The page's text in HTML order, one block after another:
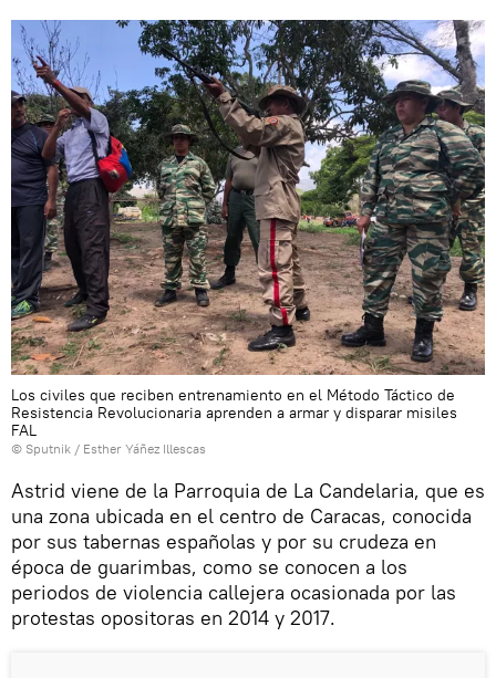
Los civiles que reciben entrenamiento en el Método Táctico de
Resistencia Revolucionaria aprenden a armar y disparar misiles
FAL
© Sputnik / Esther Yáñez Illescas
Astrid viene de la Parroquia de La Candelaria, que es
una zona ubicada en el centro de Caracas, conocida
por sus tabernas españolas y por su crudeza en
época de guarimbas, como se conocen a los
periodos de violencia callejera ocasionada por las
protestas opositoras en 2014 y 2017.